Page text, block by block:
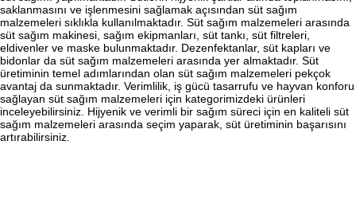
saklanmasını ve işlenmesini sağlamak açısından süt sağım
malzemeleri sıklıkla kullanılmaktadır. Süt sağım malzemeleri arasında
süt sağım makinesi, sağım ekipmanları, süt tankı, süt filtreleri,
eldivenler ve maske bulunmaktadır. Dezenfektanlar, süt kapları ve
bidonlar da süt sağım malzemeleri arasında yer almaktadır. Süt
üretiminin temel adımlarından olan süt sağım malzemeleri pekçok
avantaj da sunmaktadır. Verimlilik, iş gücü tasarrufu ve hayvan konforu
sağlayan süt sağım malzemeleri için kategorimizdeki ürünleri
inceleyebilirsiniz. Hijyenik ve verimli bir sağım süreci için en kaliteli süt
sağım malzemeleri arasında seçim yaparak, süt üretiminin başarısını
artırabilirsiniz.